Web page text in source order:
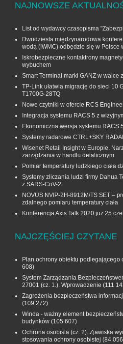
NAJNOWSZE
List od wydawcy czasopisma
Dwudziesta międzynarodowa
wodą (IWMC) odbędzie się w Polsce
Iskrobezpieczne kontaktrony
wybuchem
Smart Terminal marki GANZ w walce
TP-Link ułatwia migrację do sieci 10
T1700G‑28TQ
Nowe czytniki w ofercie RCS
Integracja systemu RACS 5 z
Ekonomiczna wersja systemu RACS 5
Systemy radarowe CTRL+SKY
Wisenet Retail Insight w Europie.
zarządzania w handlu detalicznym
Pomiar temperatury ludzkiego ciała
Systemy zliczania ludzi firmy Dahua
z SARS-CoV-2
NOVUS NVIP-2H-8912M/TS SET –
zdalnego pomiaru temperatury ciała
Konferencja Axis Talk 2020 już 25
NAJCZĘŚCIEJ CZYTANE
Plan ochrony obiektu podlegającego
608)
System Zarządzania
27001 (cz. 1.). Wprowadzenie (111
Zagrożenia bezpieczeństwa
(109 272)
Winda - ważny element
budynków (105 607)
Ochrona osobista (cz. 2). Zjawiska
stosowania ochrony osobistej (84